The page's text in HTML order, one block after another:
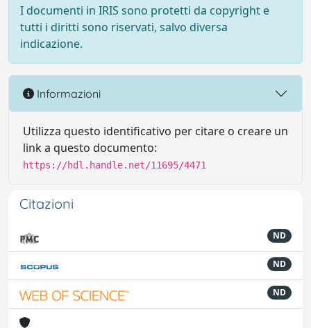
I documenti in IRIS sono protetti da copyright e
tutti i diritti sono riservati, salvo diversa
indicazione.
Informazioni
Utilizza questo identificativo per citare o creare un
link a questo documento:
https://hdl.handle.net/11695/4471
Citazioni
ND
ND
ND